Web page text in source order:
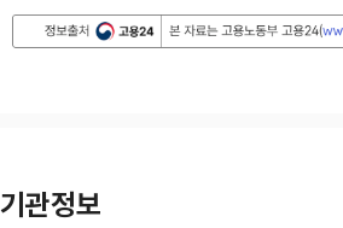
기관정보